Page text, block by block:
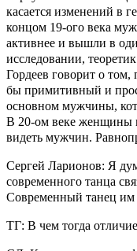
касается изменений в
концом 19-ого века
активнее и вышли в
исследовании,
Гордеев говорит о
бы примитивный и
основном мужчины,
В 20-ом веке женщины
видеть мужчин.
Сергей Ларионов: Я
современного танца
Современный танец им
ТГ: В чем тогда